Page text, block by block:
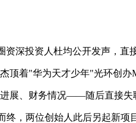
深投资人杜均公开发声，直
着"华为天才少年"光环创办
展、财务情况——随后直接失
，两位创始人此后另起新项